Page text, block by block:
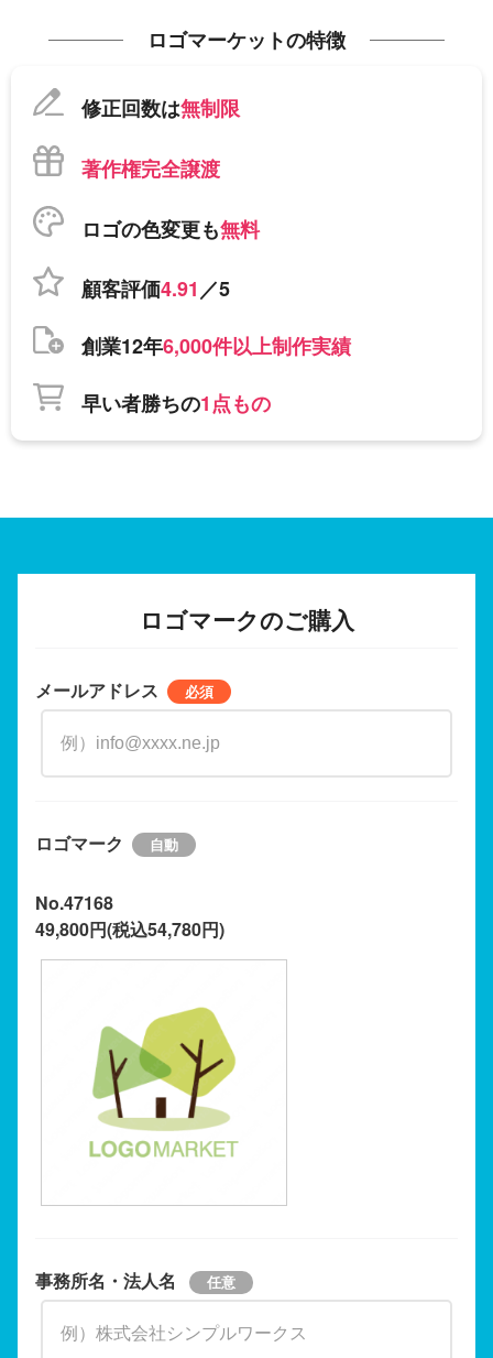
ロゴマーケットの特徴
修正回数は無制限
著作権完全譲渡
ロゴの色変更も無料
顧客評価4.91／5
創業12年6,000件以上制作実績
早い者勝ちの1点もの
ロゴマークのご購入
メールアドレス
ロゴマーク
No.47168
49,800円(税込54,780円)
事務所名・法人名